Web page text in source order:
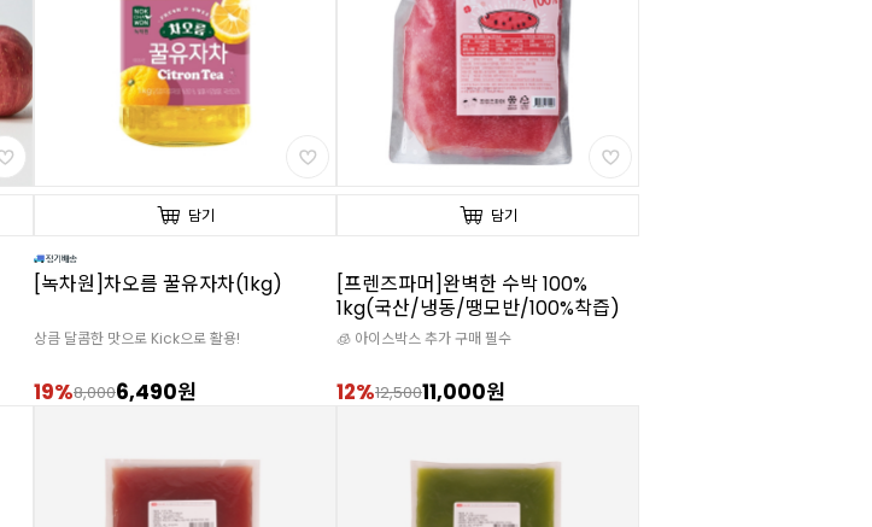
담기
[녹차원]차오름 꿀유자차(1kg)
상큼 달콤한 맛으로 Kick으로 활용!
19%8,0006,490원
담기
[프렌즈파머]완벽한 수박 100%
1kg(국산/냉동/땡모반/100%착즙)
🧊 아이스박스 추가 구매 필수
12%12,50011,000원